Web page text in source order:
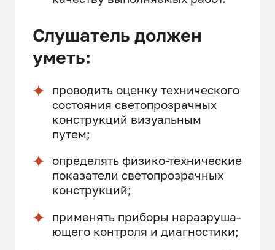
Слушатель должен
уметь:
проводить оцен­ку тех­ни­чес­ко­го
сос­то­яния све­топ­розрач­ных
конс­трук­ций ви­зу­аль­ным
путем;
оп­ре­деля­ть фи­зико-тех­ни­чес­кие
по­каза­тели све­топ­розрач­ных
конс­трук­ций;
при­меня­ть при­боры не­раз­ру­ша­
юще­го кон­тро­ля и ди­аг­ности­ки;